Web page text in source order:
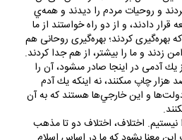
و روحيات مردم را ديدند و همه‌ي
دادند، و از دو راه خواستند از ما
بهره‌گيرى كردند؛ بهره‌گيرى روحانى هم
زدند و ما را بيشتر، از هم جدا كردند.
يك آدمى در اينجا صادر مى‏شود، آن را
هزار چاپ مى‏كنند، نه اينكه يك آدم
دولت‌ها و اين خارجي‌ها هستند كه به آن
اختلاف، اختلاف دو تا مذهب